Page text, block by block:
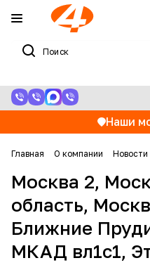
Наши
Главная О компании Новости
Москва 2,
область,
Ближние
МКАД вл1с1,